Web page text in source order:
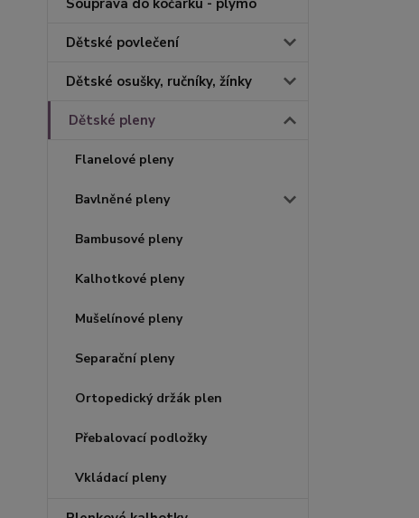
Souprava do kočárku - plymo
Dětské povlečení
Dětské osušky, ručníky, žínky
Dětské pleny
Flanelové pleny
Bavlněné pleny
Bambusové pleny
Kalhotkové pleny
Mušelínové pleny
Separační pleny
Ortopedický držák plen
Přebalovací podložky
Vkládací pleny